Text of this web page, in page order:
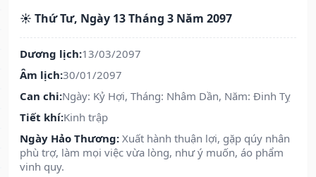
☀️ Thứ Tư, Ngày 13 Tháng 3 Năm 2097
Dương lịch:13/03/2097
Âm lịch:30/01/2097
Can chi:Ngày: Kỷ Hợi, Tháng: Nhâm Dần, Năm: Đinh Tỵ
Tiết khí:Kinh trập
Ngày Hảo Thương: Xuất hành thuận lợi, gặp qúy nhân
phù trợ, làm mọi việc vừa lòng, như ý muốn, áo phẩm
vinh quy.